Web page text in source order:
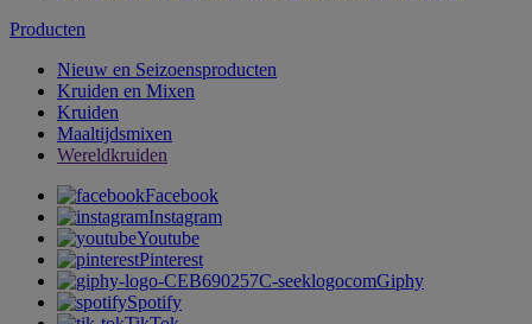
Producten
Nieuw en Seizoensproducten
Kruiden en Mixen
Kruiden
Maaltijdsmixen
Wereldkruiden
Facebook
Instagram
Youtube
Pinterest
Giphy
Spotify